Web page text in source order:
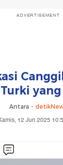
ADVERTISEMENT
Antara -
12 Jun 2025